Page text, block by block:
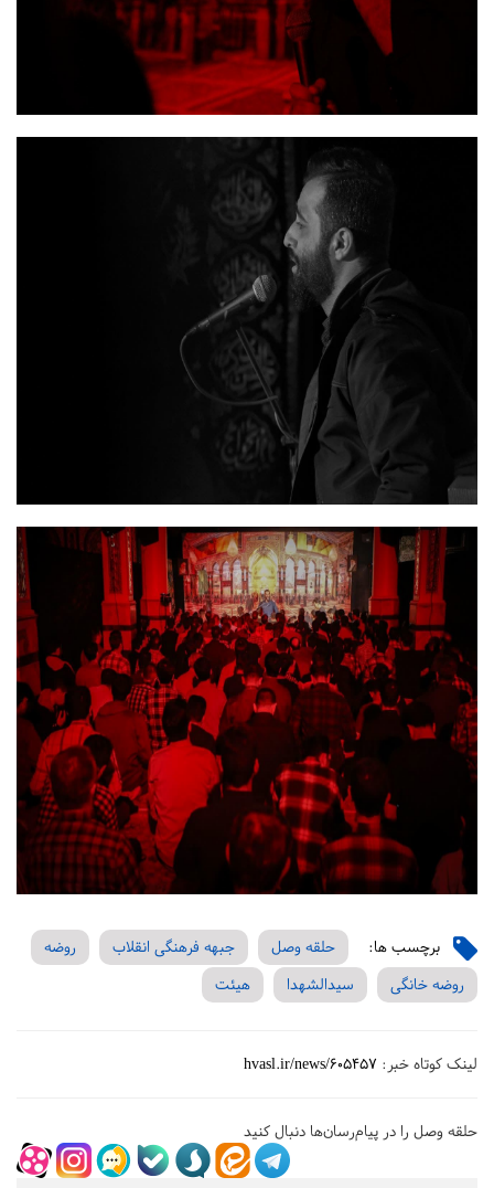
برچسب ها: حلقه وصل جبهه فرهنگی انقلاب
روضه
روضه خانگی
سیدالشهدا هیئت
لینک کوتاه خبر: hvasl.ir/news/605457
حلقه وصل را در پیام‌رسان‌ها دنبال کنید